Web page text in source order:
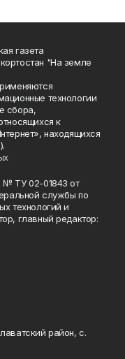
газета
"На земле
технологии
сбора,
к
находящихся
№ ТУ 02-01843 от
службы по
технологий и
главный редактор:
район, с.